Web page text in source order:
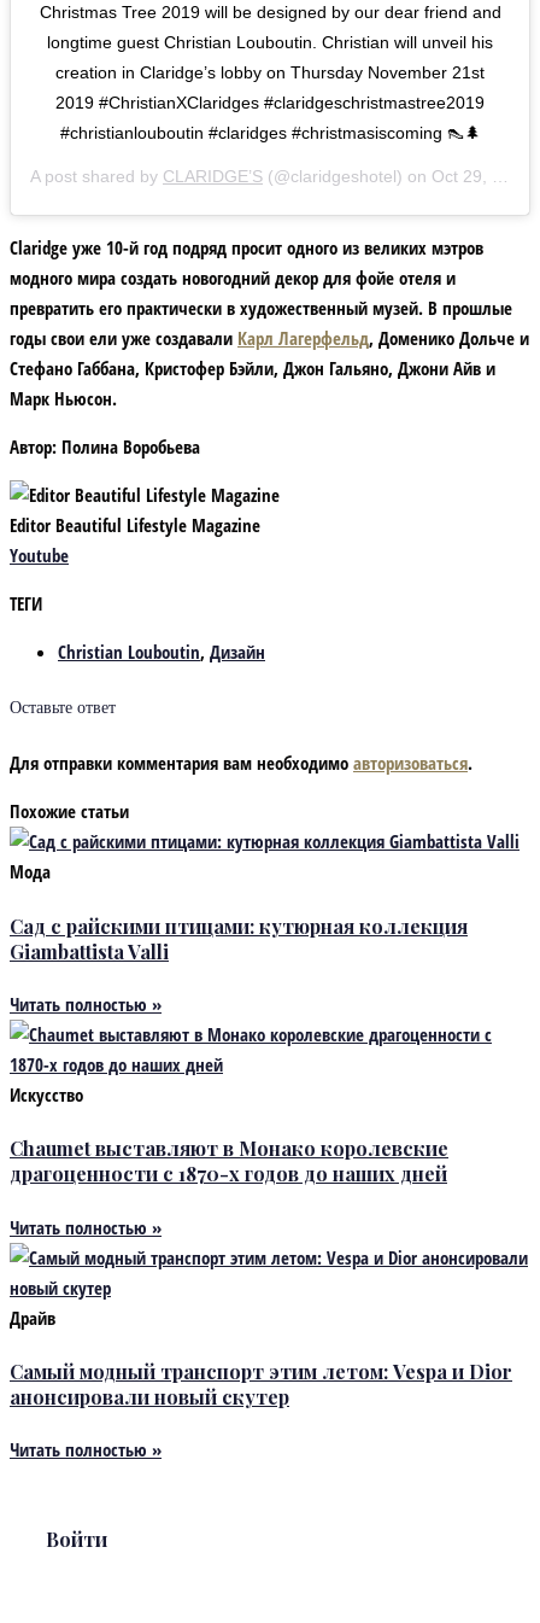
Christmas Tree 2019 will be designed by our dear friend and
longtime guest Christian Louboutin. Christian will unveil his
creation in Claridge’s lobby on Thursday November 21st
2019 #ChristianXClaridges #claridgeschristmastree2019
#christianlouboutin #claridges #christmasiscoming 👠🌲
A post shared by CLARIDGE’S (@claridgeshotel) on Oct 29, 2019 at 6:30am PDT
Claridge уже 10-й год подряд просит одного из великих мэтров
модного мира создать новогодний декор для фойе отеля и
превратить его практически в художественный музей. В прошлые
годы свои ели уже создавали Карл Лагерфельд, Доменико Дольче и
Стефано Габбана, Кристофер Бэйли, Джон Гальяно, Джони Айв и
Марк Ньюсон.
Автор: Полина Воробьева
Editor Beautiful Lifestyle Magazine
Youtube
ТЕГИ
Christian Louboutin, Дизайн
Оставьте ответ
Для отправки комментария вам необходимо авторизоваться.
Похожие статьи
Мода
Сад с райскими птицами: кутюрная коллекция
Giambattista Valli
Читать полностью »
Искусство
Chaumet выставляют в Монако королевские
драгоценности с 1870-х годов до наших дней
Читать полностью »
Драйв
Самый модный транспорт этим летом: Vespa и Dior
анонсировали новый скутер
Читать полностью »
Войти